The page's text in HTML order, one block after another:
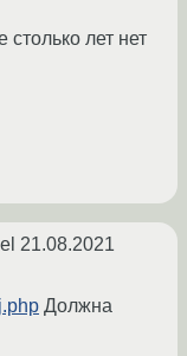
лет нет
21.08.2021
Должна